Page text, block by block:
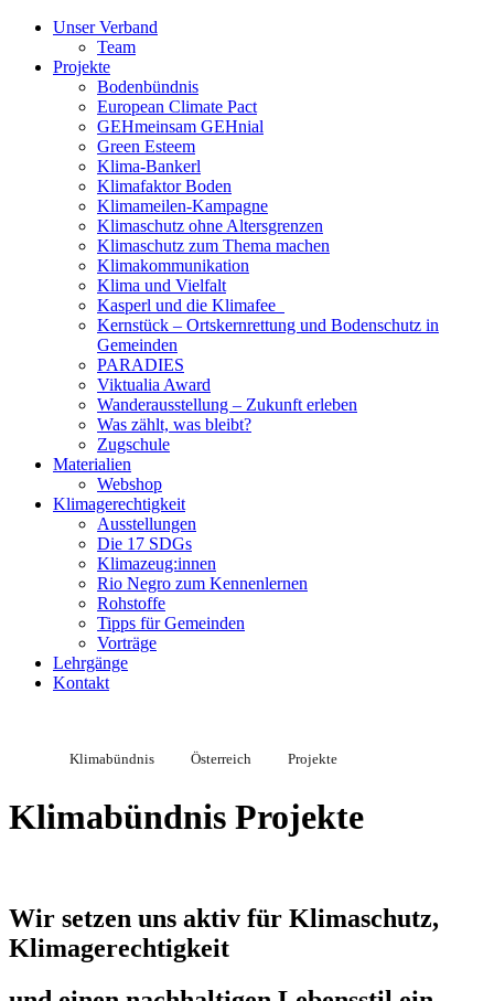
Unser Verband
Team
Projekte
Bodenbündnis
European Climate Pact
GEHmeinsam GEHnial
Green Esteem
Klima-Bankerl
Klimafaktor Boden
Klimameilen-Kampagne
Klimaschutz ohne Altersgrenzen
Klimaschutz zum Thema machen
Klimakommunikation
Klima und Vielfalt
Kasperl und die Klimafee
Kernstück – Ortskernrettung und Bodenschutz in
Gemeinden
PARADIES
Viktualia Award
Wanderausstellung – Zukunft erleben
Was zählt, was bleibt?
Zugschule
Materialien
Webshop
Klimagerechtigkeit
Ausstellungen
Die 17 SDGs
Klimazeug:innen
Rio Negro zum Kennenlernen
Rohstoffe
Tipps für Gemeinden
Vorträge
Lehrgänge
Kontakt
Klimabündnis Österreich Projekte
Klimabündnis Projekte
Wir setzen uns aktiv für Klimaschutz,
Klimagerechtigkeit